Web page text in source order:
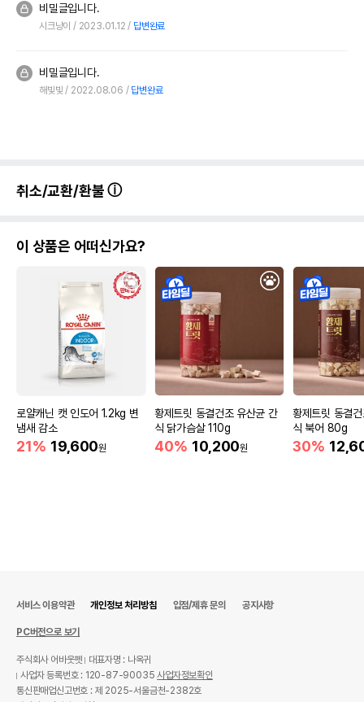
비밀글입니다.
시크냥이 2023.01.12 답변완료
비밀글입니다.
해빛빛 2022.08.06 답변완료
취소/교환/환불
이 상품은 어떠신가요?
로얄캐닌 캣 인도어 1.2kg 변
냄새 감소
21% 19,600원
황제트릿 동결건조 유산균 간
식 닭가슴살 110g
40% 10,200원
황제트릿 동결
식 북어 80g
30%
서비스 이용약관 개인정보 처리방침 입점/제휴 문의 공지사항
PC버전으로 보기
주식회사 어바웃펫
대표자명 : 나옥귀
사업자 등록번호 : 120-87-90035사업자정보확인
통신판매업신고번호 : 제 2025-서울금천-2382호